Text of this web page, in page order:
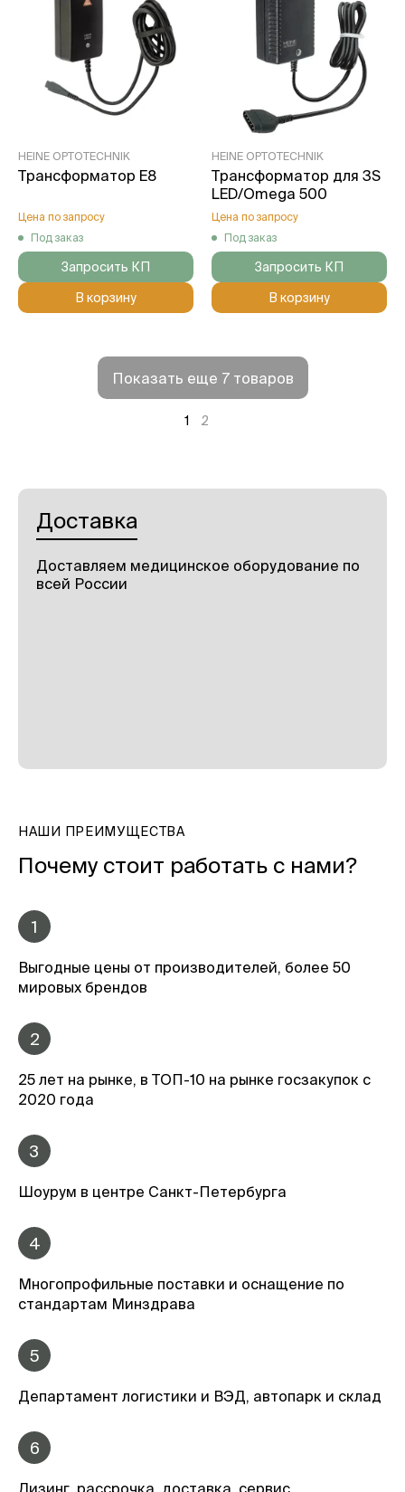
HEINE OPTOTECHNIK
Трансформатор E8
Цена по запросу
Под заказ
Запросить КП
В корзину
HEINE OPTOTECHNIK
Трансформатор для 3S
LED/Omega 500
Цена по запросу
Под заказ
Запросить КП
В корзину
Показать еще 7 товаров
1 2
Доставка
Доставляем медицинское оборудование по
всей России
НАШИ ПРЕИМУЩЕСТВА
Почему стоит работать с нами?
1
Выгодные цены от производителей, более 50
мировых брендов
2
25 лет на рынке, в ТОП-10 на рынке госзакупок с
2020 года
3
Шоурум в центре Санкт-Петербурга
4
Многопрофильные поставки и оснащение по
стандартам Минздрава
5
Департамент логистики и ВЭД, автопарк и склад
6